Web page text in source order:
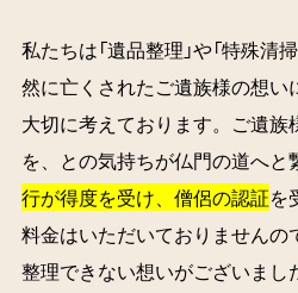
私たちは「遺品整理」や「特殊清
然に亡くされたご遺族様の想い
大切に考えております。ご遺族
を、との気持ちが仏門の道へと
行が得度を受け、僧侶の認証を
料金はいただいておりませんの
整理できない想いがございまし